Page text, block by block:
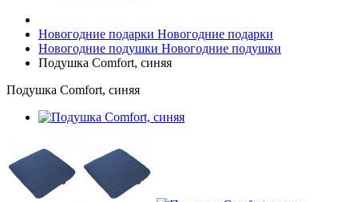
Новогодние подарки Новогодние подарки
Новогодние подушки Новогодние подушки
Подушка Comfort, синяя
Подушка Comfort, синяя